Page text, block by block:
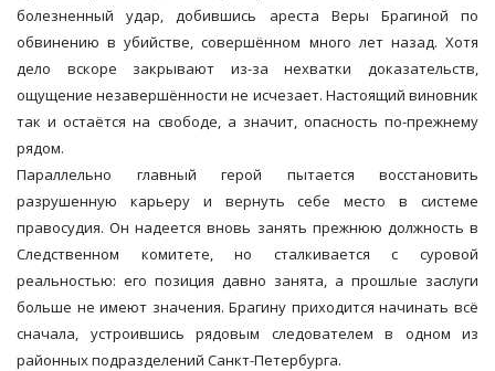
болезненный удар, добившись ареста Веры Брагиной по
обвинению в убийстве, совершённом много лет назад. Хотя
дело вскоре закрывают из-за нехватки доказательств,
ощущение незавершённости не исчезает. Настоящий виновник
так и остаётся на свободе, а значит, опасность по-прежнему
рядом.
Параллельно главный герой пытается восстановить
разрушенную карьеру и вернуть себе место в системе
правосудия. Он надеется вновь занять прежнюю должность в
Следственном комитете, но сталкивается с суровой
реальностью: его позиция давно занята, а прошлые заслуги
больше не имеют значения. Брагину приходится начинать всё
сначала, устроившись рядовым следователем в одном из
районных подразделений Санкт-Петербурга.